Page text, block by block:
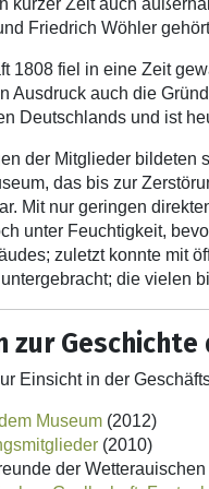
Friedrich Wöhler
1808 fiel in eine Zeit
Ausdruck auch die
Deutschlands und ist
der Mitglieder
das bis zur
Mit nur geringen
unter Feuchtigkeit,
zuletzt konnte mit
die vielen
zur
Einsicht in der
Museum (2012)
(2010)
der